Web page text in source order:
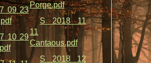
09 23
10 29
Porge.pdf
S 2018 11
11
Cantaous.pdf
S 2018 12